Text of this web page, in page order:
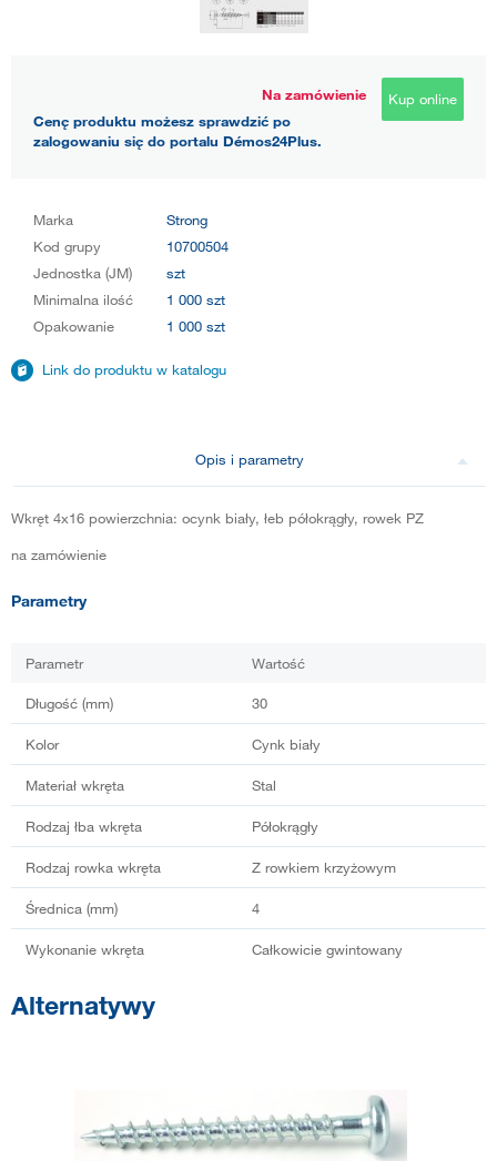
Na zamówienie
Cenę produktu możesz sprawdzić po
zalogowaniu się do portalu Démos24Plus.
Kup online
Marka
Strong
Kod grupy
10700504
Jednostka (JM)
szt
Minimalna ilość
1 000 szt
Opakowanie
1 000 szt
Link do produktu w katalogu
Opis i parametry
Wkręt 4x16 powierzchnia: ocynk biały, łeb półokrągły, rowek PZ
na zamówienie
Parametry
Parametr Wartość
Długość (mm) 30
Kolor Cynk biały
Materiał wkręta Stal
Rodzaj łba wkręta Półokrągły
Rodzaj rowka wkręta Z rowkiem krzyżowym
Średnica (mm) 4
Wykonanie wkręta Całkowicie gwintowany
Alternatywy